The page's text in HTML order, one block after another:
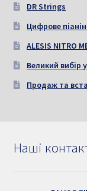
DR Strings
Цифрове
ALESIS NITRO
Великий вибір
Продаж та
Наші